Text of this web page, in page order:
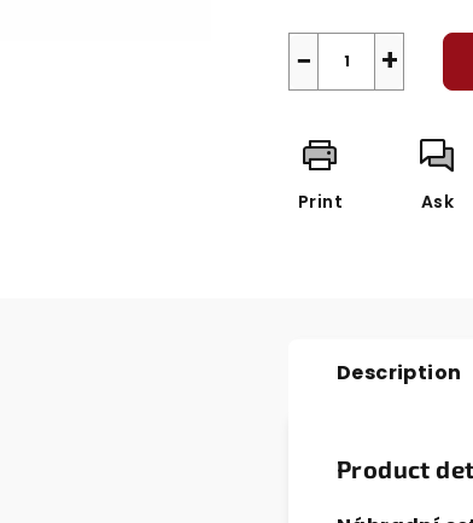
+
−
Print Ask
Description
Product